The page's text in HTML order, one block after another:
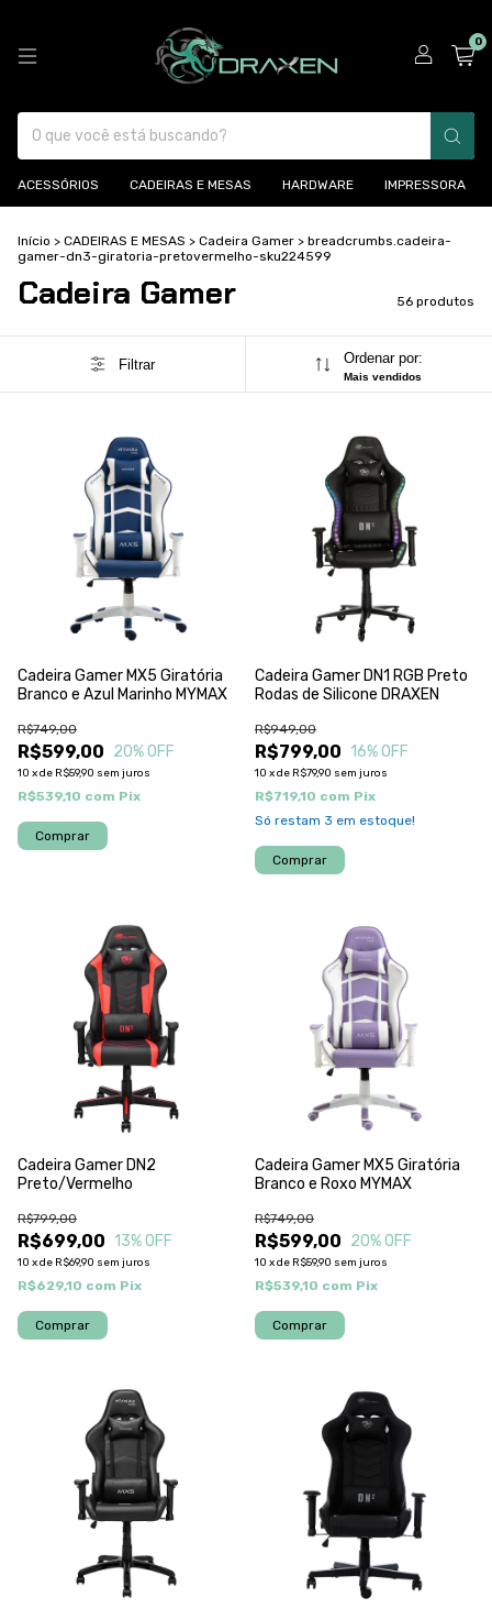
0
ACESSÓRIOS CADEIRAS E MESAS HARDWARE IMPRESSORA
Início > CADEIRAS E MESAS > Cadeira Gamer > breadcrumbs.cadeira-
gamer-dn3-giratoria-pretovermelho-sku224599
Cadeira Gamer 56 produtos
Filtrar Ordenar por:
Mais vendidos
Cadeira Gamer MX5 Giratória
Branco e Azul Marinho MYMAX
R$599,00
R$749,00
20% OFF
10 xde R$59,90 sem juros
R$539,10 com Pix
Cadeira Gamer DN1 RGB Preto
Rodas de Silicone DRAXEN
R$799,00
R$949,00
16% OFF
10 xde R$79,90 sem juros
R$719,10 com Pix
Só restam 3 em estoque!
Cadeira Gamer DN2
Preto/Vermelho
R$699,00
R$799,00
13% OFF
10 xde R$69,90 sem juros
R$629,10 com Pix
Cadeira Gamer MX5 Giratória
Branco e Roxo MYMAX
R$599,00
R$749,00
20% OFF
10 xde R$59,90 sem juros
R$539,10 com Pix